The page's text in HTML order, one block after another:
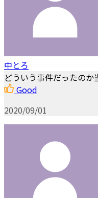
中とろ
どういう事件だったのか
Good
2020/09/01